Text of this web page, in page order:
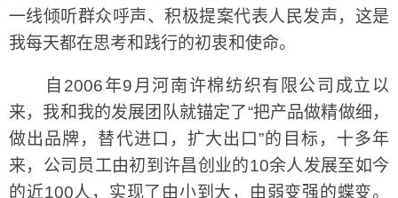
一线倾听群众呼声、积极提案代表人民发声，这是
我每天都在思考和践行的初衷和使命。
自2006年9月河南许棉纺织有限公司成立以
来，我和我的发展团队就锚定了“把产品做精做细，
做出品牌，替代进口，扩大出口”的目标，十多年
来，公司员工由初到许昌创业的10余人发展至如今
的近100人，实现了由小到大，由弱变强的蝶变。